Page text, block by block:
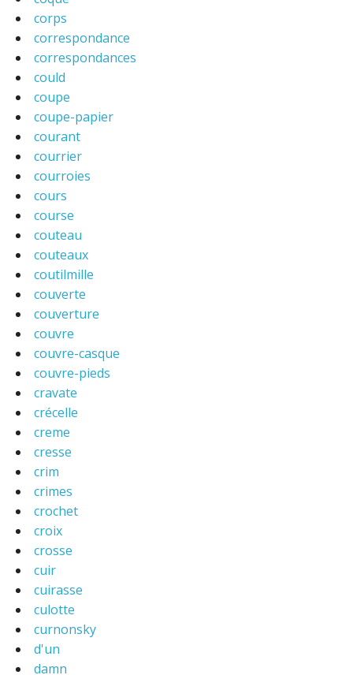
corps
correspondance
correspondances
could
coupe
coupe-papier
courant
courrier
courroies
cours
course
couteau
couteaux
coutilmille
couverte
couverture
couvre
couvre-casque
couvre-pieds
cravate
crécelle
creme
cresse
crim
crimes
crochet
croix
crosse
cuir
cuirasse
culotte
curnonsky
d'un
damn